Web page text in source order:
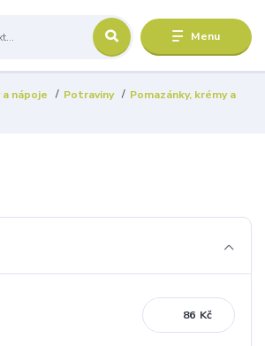
Menu
nápoje Potraviny
Pomazánky, krémy a
Kč